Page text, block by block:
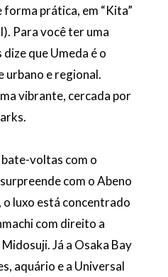
forma prática, em “Kita”
Para você ter uma
que Umeda é o
e regional.
vibrante, cercada por
voltas com o
com o Abeno
luxo está concentrado
com direito a
Já a Osaka Bay
aquário e a Universal